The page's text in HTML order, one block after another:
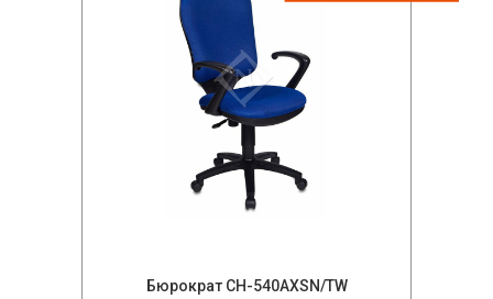
Бюрократ CH-540AXSN/TW